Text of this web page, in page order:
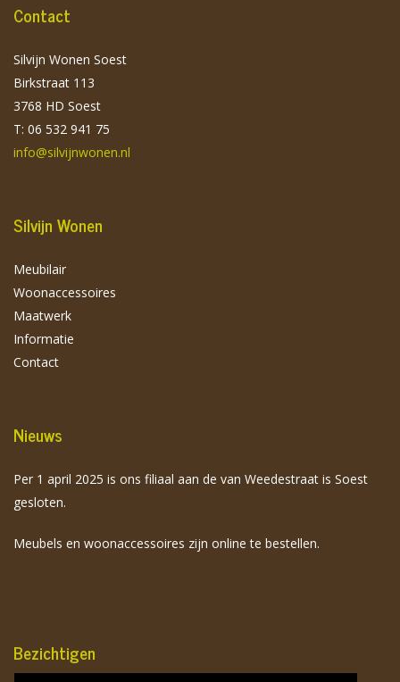
Contact
Silvijn Wonen Soest
Birkstraat 113
3768 HD Soest
T: 06 532 941 75
info@silvijnwonen.nl
Silvijn Wonen
Meubilair
Woonaccessoires
Maatwerk
Informatie
Contact
Nieuws
Per 1 april 2025 is ons filiaal aan de van Weedestraat is Soest
gesloten.
Meubels en woonaccessoires zijn online te bestellen.
Bezichtigen